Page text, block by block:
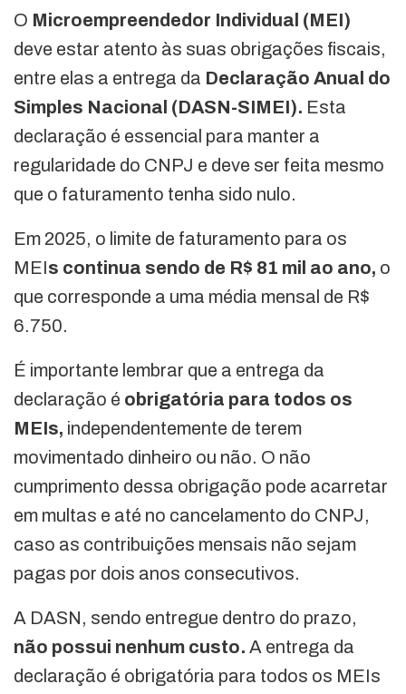
O Microempreendedor Individual (MEI)
deve estar atento às suas obrigações fiscais,
entre elas a entrega da Declaração Anual do
Simples Nacional (DASN-SIMEI). Esta
declaração é essencial para manter a
regularidade do CNPJ e deve ser feita mesmo
que o faturamento tenha sido nulo.
Em 2025, o limite de faturamento para os
MEIs continua sendo de R$ 81 mil ao ano, o
que corresponde a uma média mensal de R$
6.750.
É importante lembrar que a entrega da
declaração é obrigatória para todos os
MEIs, independentemente de terem
movimentado dinheiro ou não. O não
cumprimento dessa obrigação pode acarretar
em multas e até no cancelamento do CNPJ,
caso as contribuições mensais não sejam
pagas por dois anos consecutivos.
A DASN, sendo entregue dentro do prazo,
não possui nenhum custo. A entrega da
declaração é obrigatória para todos os MEIs